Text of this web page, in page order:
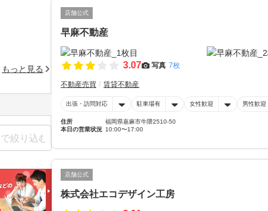
店舗公式
早麻不動産
3.07 写真 7枚
不動産売買 賃貸不動産
出張・訪問対応 駐車場有 女性歓迎 男性歓迎
住所
福岡県嘉麻市牛隈2510-50
本日の営業状況 10:00〜17:00
店舗公式
株式会社エコデザイン工房
もっと見る